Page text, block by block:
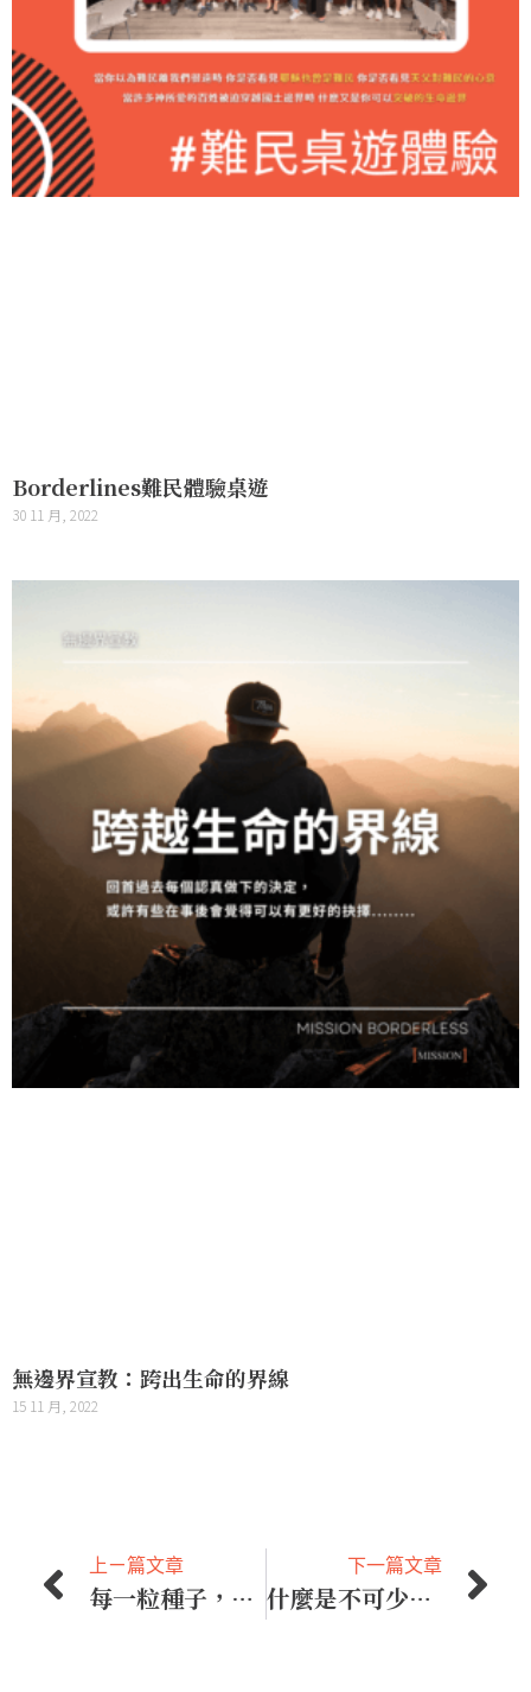
Borderlines難民體驗桌遊
30 11 月, 2022
無邊界宣教：跨出生命的界線
15 11 月, 2022
上ㄧ篇文章
每一粒種子，神都記念
下一篇文章
什麼是不可少的？